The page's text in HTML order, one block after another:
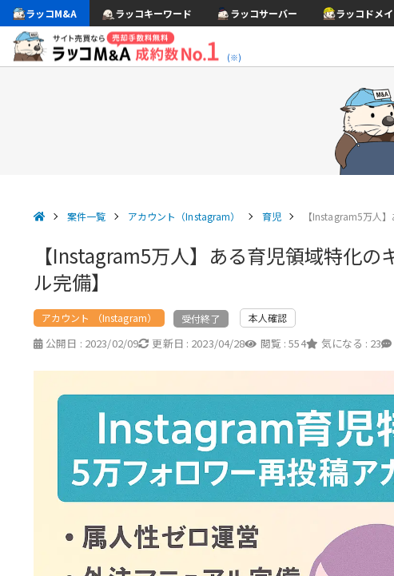
ラッコM&A ラッコキーワード ラッコサーバー ラッコドメ
(※)
案件一覧 アカウント（Instagram） 育児 【Instagram5万人
【Instagram5万人】ある育児領域特化
ル完備】
アカウント （Instagram） 受付終了 本人確認
公開日 : 2023/02/09 更新日 : 2023/04/28 閲覧 :554 気になる : 23